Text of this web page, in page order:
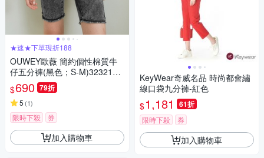
★速★下單現折188
OUWEY歐薇 簡約個性棉質牛
仔五分褲(黑色；S-M)3232168
552
$690 79折
5 (1)
限時下殺 券
加入購物車
KeyWear奇威名品 時尚都會繡
線口袋九分褲-紅色
$1,181 61折
限時下殺 券
加入購物車